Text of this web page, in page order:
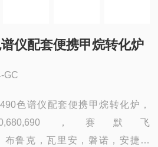
仪配套便携甲烷转化炉
GC
色谱仪配套便携甲烷转化炉，
，赛默飞
布鲁克，瓦里安，磐诺，安捷伦